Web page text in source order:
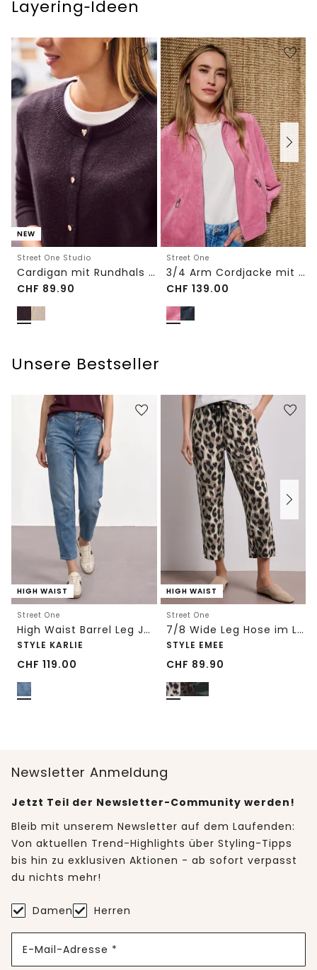
Layering‑Ideen
NEW
Street One Studio
Cardigan mit Rundhals und Knöpfen
CHF 89.90
Street One
3/4 Arm Cordjacke mit Hemdkragen
CHF 139.00
Unsere Bestseller
HIGH WAIST
Street One
High Waist Barrel Leg Jeans im Loose Fit
STYLE KARLIE
CHF 119.00
HIGH WAIST
Street One
7/8 Wide Leg Hose im Loose Fit mit Print
STYLE EMEE
CHF 89.90
Newsletter Anmeldung
Jetzt Teil der Newsletter-Community werden!
Bleib mit unserem Newsletter auf dem Laufenden:
Von aktuellen Trend-Highlights über Styling-Tipps
bis hin zu exklusiven Aktionen - ab sofort verpasst
du nichts mehr!
Damen Herren
E-Mail-Adresse *